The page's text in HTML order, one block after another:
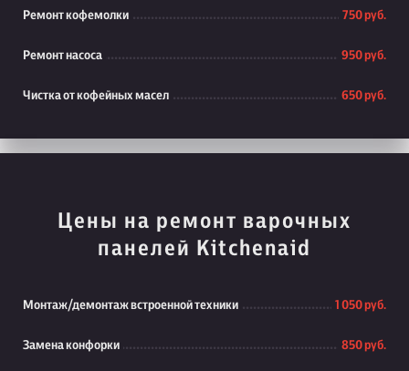
Ремонт кофемолки 750 руб.
Ремонт насоса 950 руб.
Чистка от кофейных масел 650 руб.
Цены на ремонт варочных
панелей Kitchenaid
Монтаж/демонтаж встроенной техники 1 050 руб.
Замена конфорки 850 руб.